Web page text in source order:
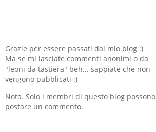
Grazie per essere passati dal mio blog :)
Ma se mi lasciate commenti anonimi o da
"leoni da tastiera" beh... sappiate che non
vengono pubblicati :)
Nota. Solo i membri di questo blog possono
postare un commento.